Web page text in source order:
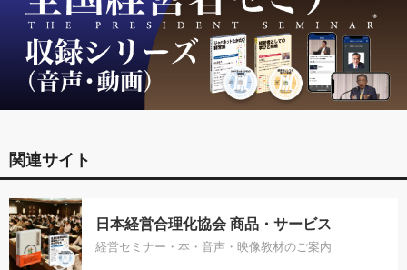
関連サイト
日本経営合理化協会 商品・サービス
経営セミナー・本・音声・映像教材のご案内